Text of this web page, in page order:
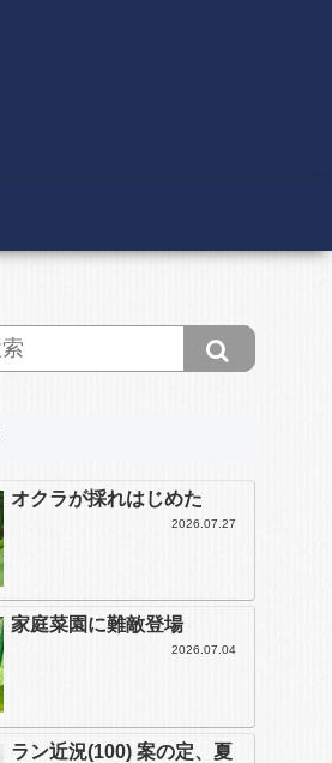
オクラが採れはじめた
2026.07.27
家庭菜園に難敵登場
2026.07.04
ラン近況(100) 案の定、夏